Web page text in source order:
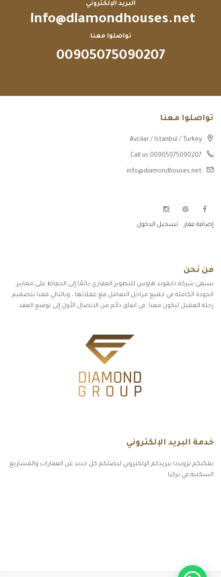
البريد الإلكتروني
info@diamondhouses.net
تواصلوا معنا
00905075090207
تواصلوا معنا
Avcilar / Istanbul / Turkey
Call us 00905075090207
info@diamondhouses.net
إضافة عقار تسجيل الدخول
من نحن
تسعى شركة دايموند هاوس للتطوير العقاري دائمًا إلى الحفاظ على معايير
الجودة الكاملة في جميع مراحل التعامل مع عملائها ، وبالتالي قمنا بتصميم
رحلة العميل ليكون معنا في اتفاق دائم من الاتصال الأول إلى توقيع العقد
خدمة البريد الإلكتروني
يمكنكم تزويدنا ببريدكم الإلكتروني ليصلكم كل جديد عن العقارات والمشاريع
السكنية في تركيا